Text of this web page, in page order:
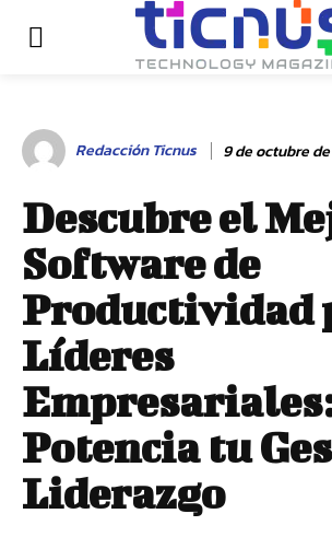
Redacción Ticnus 9 de octubre
Descubre el
Software de
Productividad
Líderes
Potencia tu
Liderazgo